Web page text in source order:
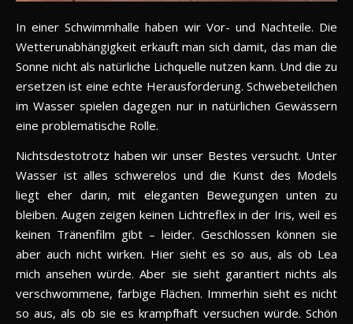
In einer Schwimmhalle haben wir Vor- und Nachteile. Die
Wetterunabhängigkeit erkauft man sich damit, das man die
Sonne nicht als natürliche Lichquelle nutzen kann. Und die zu
ersetzen ist eine echte Herausforderung. Schwebeteilchen
im Wasser spielen dagegen nur in natürlichen Gewässern
eine problematische Rolle.
Nichtsdestotrotz haben wir unser Bestes versucht. Unter
Wasser ist alles schwerelos und die Kunst des Models
liegt eher darin, mit eleganten Bewegungen unten zu
bleiben. Augen zeigen keinen Lichtreflex in der Iris, weil es
keinen Tränenfilm gibt – leider. Geschlossen können sie
aber auch nicht wirken. Hier sieht es so aus, als ob Lea
mich ansehen würde. Aber sie sieht garantiert nichts als
verschwommene, farbige Flächen. Immerhin sieht es nicht
so aus, als ob sie es krampfhaft versuchen würde. Schön